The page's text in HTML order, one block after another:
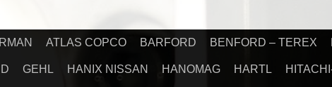
ATLAS COPCO BARFORD BENFORD – TEREX
GEHL HANIX NISSAN HANOMAG HARTL